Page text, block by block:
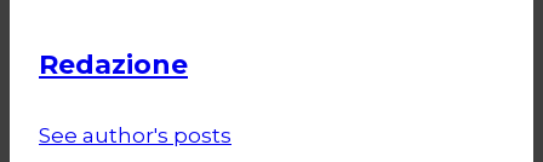
Redazione
See author's posts